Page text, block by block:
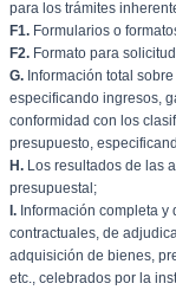
para los trámites
F1. Formularios o
F2. Formato para
G. Información total
especificando ingresos,
conformidad con los
presupuesto,
H. Los resultados de las
presupuestal;
I. Información completa y
contractuales, de
adquisición de bienes,
etc., celebrados por la